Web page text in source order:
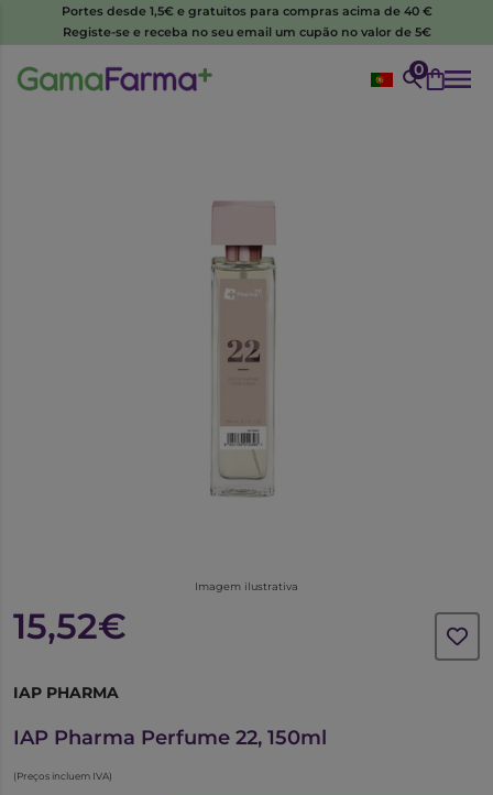
Portes desde 1,5€ e gratuitos para compras acima de 40 €
Registe-se e receba no seu email um cupão no valor de 5€
0
Imagem ilustrativa
15,52€
IAP PHARMA
IAP Pharma Perfume 22, 150ml
(Preços incluem IVA)